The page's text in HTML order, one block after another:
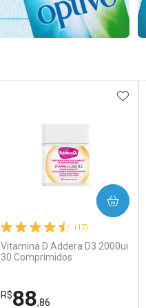
Comprar sem Desconto
Comprar sem Desconto
(17)
Vitamina D Addera D3 2000ui
30 Comprimidos
R$88,86
COMPRAR